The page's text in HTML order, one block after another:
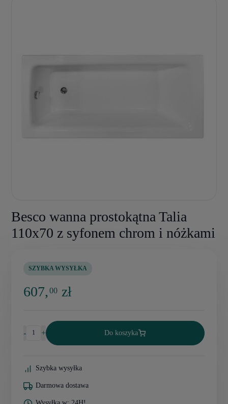
Besco wanna prostokątna Talia
110x70 z syfonem chrom i nóżkami
SZYBKA WYSYŁKA
607,00 zł
- + Do koszyka
Szybka wysyłka
Darmowa dostawa